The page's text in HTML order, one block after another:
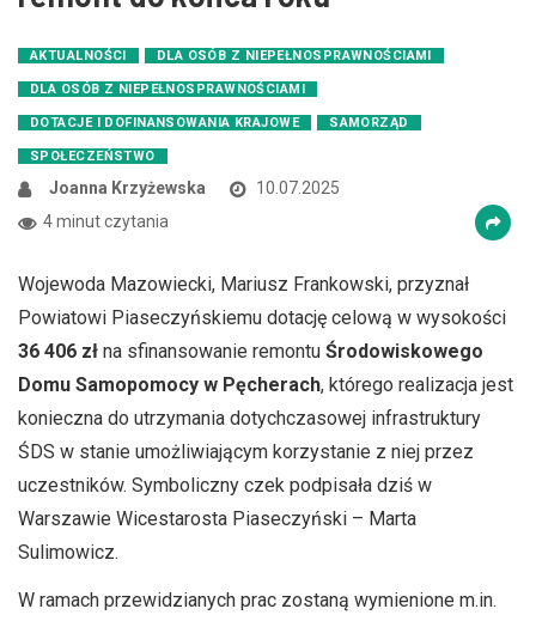
AKTUALNOŚCI DLA OSÓB Z NIEPEŁNOSPRAWNOŚCIAMI
DLA OSÓB Z NIEPEŁNOSPRAWNOŚCIAMI
DOTACJE I DOFINANSOWANIA KRAJOWE SAMORZĄD
SPOŁECZEŃSTWO
Joanna Krzyżewska
10.07.2025
4 minut czytania
Wojewoda Mazowiecki, Mariusz Frankowski, przyznał
Powiatowi Piaseczyńskiemu dotację celową w wysokości
36 406 zł na sfinansowanie remontu Środowiskowego
Domu Samopomocy w Pęcherach, którego realizacja jest
konieczna do utrzymania dotychczasowej infrastruktury
ŚDS w stanie umożliwiającym korzystanie z niej przez
uczestników. Symboliczny czek podpisała dziś w
Warszawie Wicestarosta Piaseczyński – Marta
Sulimowicz.
W ramach przewidzianych prac zostaną wymienione m.in.